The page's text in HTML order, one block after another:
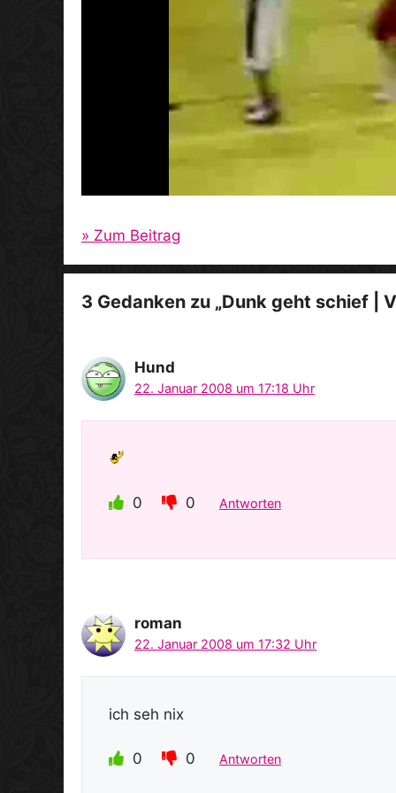
» Zum Beitrag
3 Gedanken zu „Dunk geht schief |
Hund
22. Januar 2008 um 17:18 Uhr
0 0 Antworten
roman
22. Januar 2008 um 17:32 Uhr
ich seh nix
0 0 Antworten